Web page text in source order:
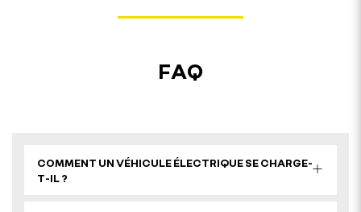
FAQ
COMMENT UN VÉHICULE ÉLECTRIQUE SE CHARGE-
T-IL ?